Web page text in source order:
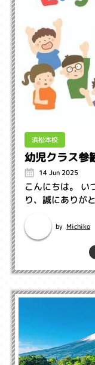
浜松本校
幼児クラス参
14 Jun 2025
こんにちは。 い
り、誠にありが
by Michiko